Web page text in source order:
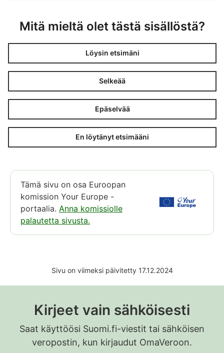
Mitä mieltä olet tästä sisällöstä?
Löysin etsimäni
Selkeää
Epäselvää
En löytänyt etsimääni
Tämä sivu on osa Euroopan
komission Your Europe -
portaalia. Anna komissiolle
palautetta sivusta.
Sivu on viimeksi päivitetty 17.12.2024
Kirjeet vain sähköisesti
Saat käyttöösi Suomi.fi-viestit tai sähköisen
veropostin, kun kirjaudut OmaVeroon.